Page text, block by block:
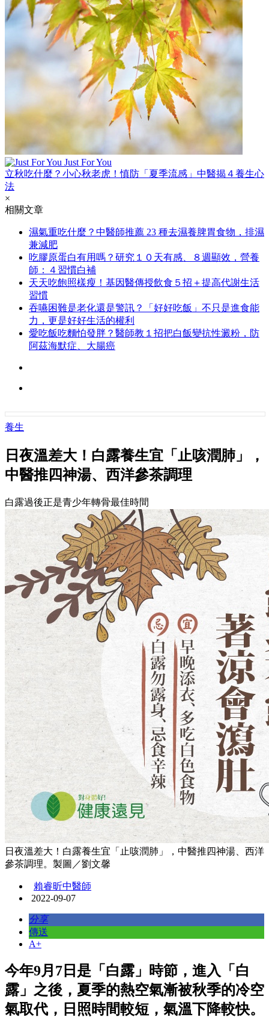
Just For You
立秋吃什麼？小心秋老虎！慎防「夏季流感」中醫揭４養生心
法
×
相關文章
濕氣重吃什麼？中醫師推薦 23 種去濕養脾胃食物，排濕
兼減肥
吃膠原蛋白有用嗎？研究１０天有感、８週顯效，營養
師：４習慣白補
天天吃飽照樣瘦！基因醫傳授飲食５招＋提高代謝生活
習慣
吞嚥困難是老化還是警訊？「好好吃飯」不只是進食能
力，更是好好生活的權利
愛吃飯吃麵怕發胖？醫師教１招把白飯變抗性澱粉，防
阿茲海默症、大腸癌
養生
日夜溫差大！白露養生宜「止咳潤肺」，
中醫推四神湯、西洋參茶調理
白露過後正是青少年轉骨最佳時間
日夜溫差大！白露養生宜「止咳潤肺」，中醫推四神湯、西洋
參茶調理。製圖／劉文馨
賴睿昕中醫師
2022-09-07
分享
傳送
A+
今年9月7日是「白露」時節，進入「白
露」之後，夏季的熱空氣漸被秋季的冷空
氣取代，日照時間較短，氣溫下降較快。